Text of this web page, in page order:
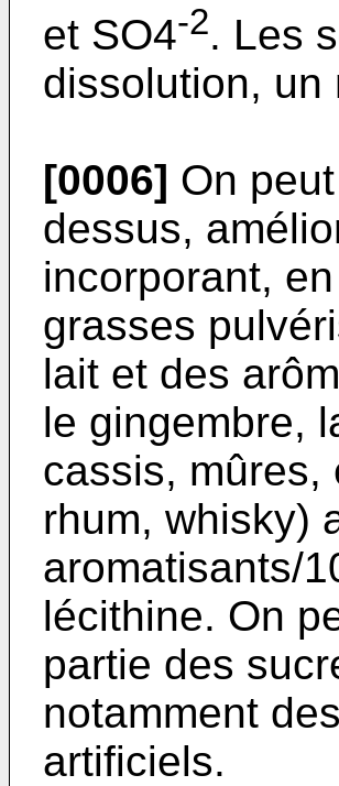
et SO4-2. Les
dissolution, un
[0006] On
dessus,
incorporant,
grasses
lait et des
le gingembre,
cassis, mûres,
rhum, whisky)
aromatisants/
lécithine. On
partie des
notamment
artificiels.